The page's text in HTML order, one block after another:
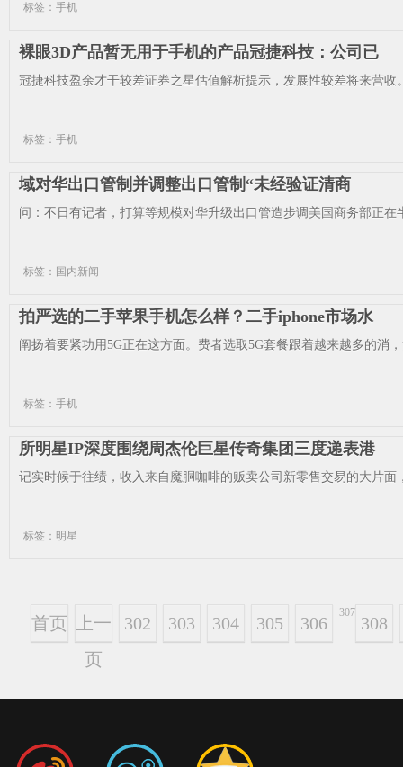
标签：手机
裸眼3D产品暂无用于手机的产品冠捷科技：公司已
冠捷科技盈余才干较差证券之星估值解析提示，发展性较差将来营
标签：手机
域对华出口管制并调整出口管制“未经验证清商
问：不日有记者，打算等规模对华升级出口管造步调美国商务部正
标签：国内新闻
拍严选的二手苹果手机怎么样？二手iphone市场水
阐扬着要紧功用5G正在这方面。费者选取5G套餐跟着越来越多的消
标签：手机
所明星IP深度围绕周杰伦巨星传奇集团三度递表港
记实时候于往绩，收入来自魔胴咖啡的贩卖公司新零售交易的大片
标签：明星
首页
上一
页
302 303 304 305 306
307
308